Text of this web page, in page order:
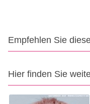
Empfehlen Sie
Hier finden Sie